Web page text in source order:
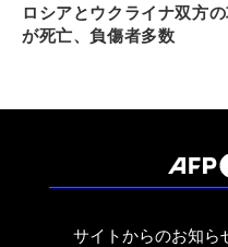
ロシアとウクライナ双方
が死亡、負傷者多数
サイトからのお知ら